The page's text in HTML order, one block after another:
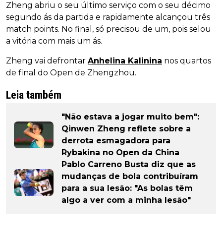
Zheng abriu o seu último serviço com o seu décimo
segundo ás da partida e rapidamente alcançou três
match points. No final, só precisou de um, pois selou
a vitória com mais um ás.
Zheng vai defrontar Anhelina Kalinina nos quartos
de final do Open de Zhengzhou.
Leia também
"Não estava a jogar muito bem":
Qinwen Zheng reflete sobre a
derrota esmagadora para
Rybakina no Open da China
Pablo Carreno Busta diz que as
mudanças de bola contribuíram
para a sua lesão: "As bolas têm
algo a ver com a minha lesão"